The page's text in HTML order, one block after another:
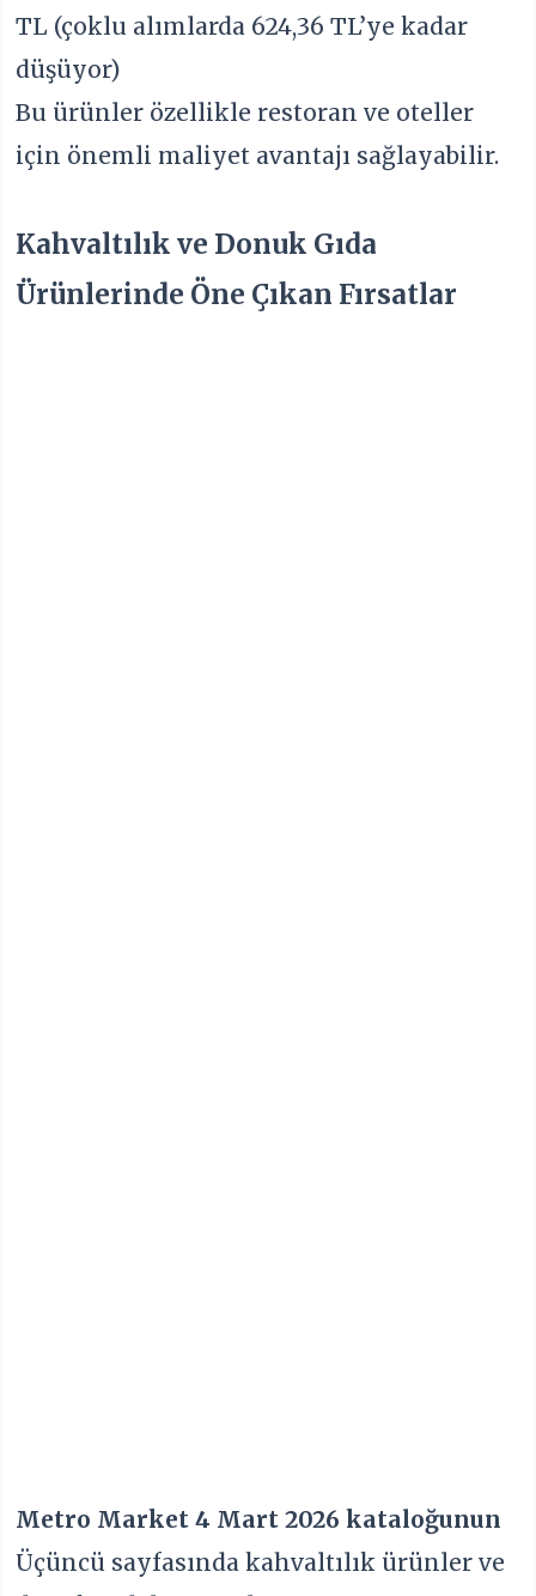
TL (çoklu alımlarda 624,36 TL’ye kadar
düşüyor)
Bu ürünler özellikle restoran ve oteller
için önemli maliyet avantajı sağlayabilir.
Kahvaltılık ve Donuk Gıda
Ürünlerinde Öne Çıkan Fırsatlar
Metro Market 4 Mart 2026 kataloğunun
Üçüncü sayfasında kahvaltılık ürünler ve